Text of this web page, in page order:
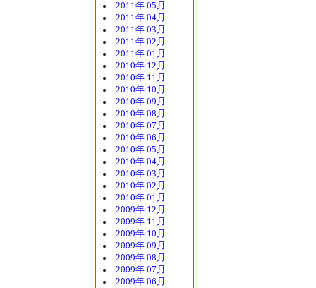
2011年 05月
2011年 04月
2011年 03月
2011年 02月
2011年 01月
2010年 12月
2010年 11月
2010年 10月
2010年 09月
2010年 08月
2010年 07月
2010年 06月
2010年 05月
2010年 04月
2010年 03月
2010年 02月
2010年 01月
2009年 12月
2009年 11月
2009年 10月
2009年 09月
2009年 08月
2009年 07月
2009年 06月